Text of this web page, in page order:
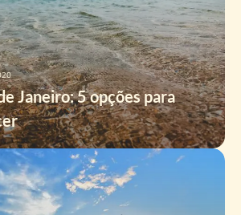
Janeiro: 5 opções para